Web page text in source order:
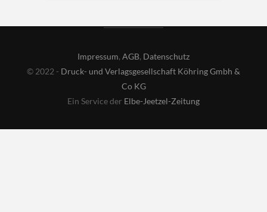
Impressum, AGB, Datenschutz
© 2022 - Druck- und Verlagsgesellschaft Köhring Gmbh &
Co KG
Ein Service der Elbe-Jeetzel-Zeitung